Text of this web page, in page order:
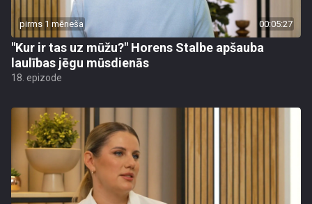
pirms 1 mēneša 00:05:27
"Kur ir tas uz mūžu?" Horens Stalbe apšauba
laulības jēgu mūsdienās
18. epizode